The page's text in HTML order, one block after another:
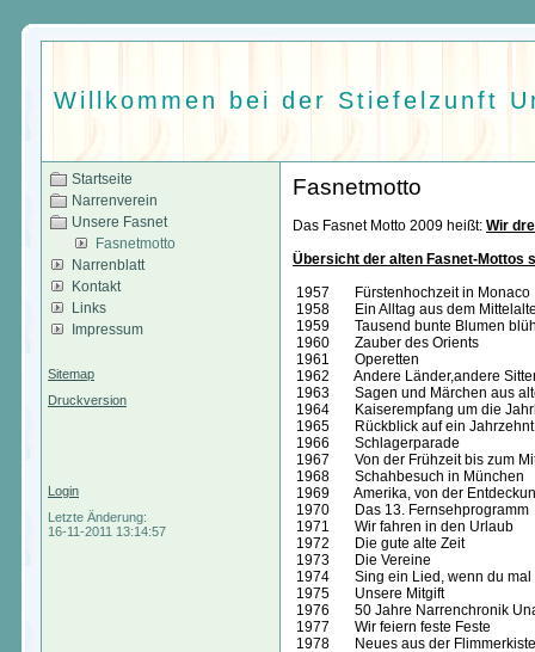
Willkommen bei der Stiefelzunft
Startseite
Narrenverein
Unsere Fasnet
Fasnetmotto
Narrenblatt
Kontakt
Links
Impressum
Sitemap
Druckversion
Login
Letzte Änderung:
16-11-2011 13:14:57
Fasnetmotto
Das Fasnet Motto 2009 heißt: Wir
Übersicht der alten Fasnet-Mottos
1957 Fürstenhochzeit in
1958 Ein Alltag aus dem
1959 Tausend bunte Blumen
1960 Zauber des Orients
1961 Operetten
1962 Andere Länder,andere
1963 Sagen und Märchen aus
1964 Kaiserempfang um die
1965 Rückblick auf ein Jahrzehnt
1966 Schlagerparade
1967 Von der Frühzeit bis zum
1968 Schahbesuch in München
1969 Amerika, von der
1970 Das 13. Fernsehprogramm
1971 Wir fahren in den Urlaub
1972 Die gute alte Zeit
1973 Die Vereine
1974 Sing ein Lied, wenn du mal
1975 Unsere Mitgift
1976 50 Jahre Narrenchronik
1977 Wir feiern feste Feste
1978 Neues aus der Flimmerkiste